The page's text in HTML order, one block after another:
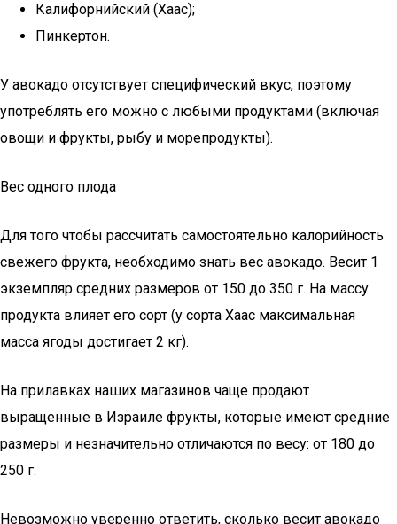
Калифорнийский (Хаас);
Пинкертон.
У авокадо отсутствует специфический вкус, поэтому
употреблять его можно с любыми продуктами (включая
овощи и фрукты, рыбу и морепродукты).
Вес одного плода
Для того чтобы рассчитать самостоятельно калорийность
свежего фрукта, необходимо знать вес авокадо. Весит 1
экземпляр средних размеров от 150 до 350 г. На массу
продукта влияет его сорт (у сорта Хаас максимальная
масса ягоды достигает 2 кг).
На прилавках наших магазинов чаще продают
выращенные в Израиле фрукты, которые имеют средние
размеры и незначительно отличаются по весу: от 180 до
250 г.
Невозможно уверенно ответить, сколько весит авокадо